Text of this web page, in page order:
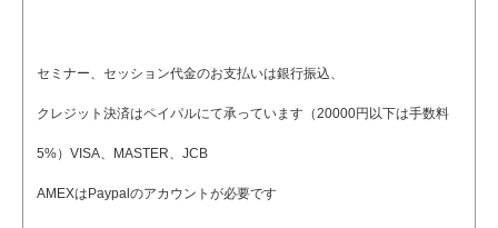
セミナー、セッション代金のお支払いは銀行振込、
クレジット決済はペイパルにて承っています（20000円以下は手数料
5%）VISA、MASTER、JCB
AMEXはPaypalのアカウントが必要です